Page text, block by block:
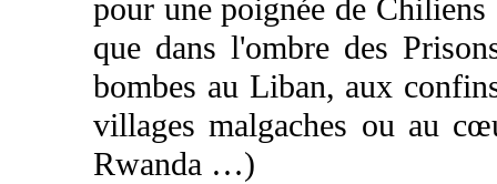
pour une poignée de
que dans l'ombre des
bombes au Liban, aux
villages malgaches ou au
Rwanda …)